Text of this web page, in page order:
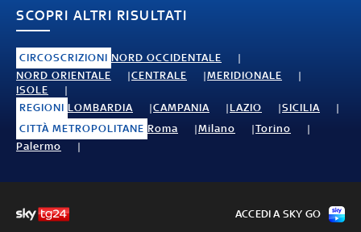
SCOPRI ALTRI RISULTATI
CIRCOSCRIZIONI NORD OCCIDENTALE
NORD ORIENTALE
CENTRALE
MERIDIONALE
ISOLE
REGIONI LOMBARDIA CAMPANIA LAZIO
SICILIA
CITTÀ METROPOLITANE Roma Milano
Torino
Palermo
ACCEDI A SKY GO